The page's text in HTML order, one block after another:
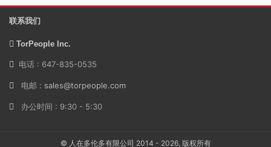
联系我们
TorPeople Inc.
电话 : 647-835-0535
电邮 : sales@torpeople.com
办公时间 : 9:30 - 5:30
© 人在多伦多有限公司 2014 - 2026, 版权所有